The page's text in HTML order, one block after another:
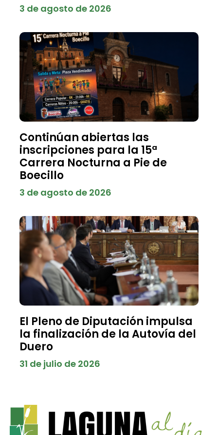
3 de agosto de 2026
Continúan abiertas las
inscripciones para la 15ª
Carrera Nocturna a Pie de
Boecillo
3 de agosto de 2026
El Pleno de Diputación impulsa
la finalización de la Autovía del
Duero
31 de julio de 2026